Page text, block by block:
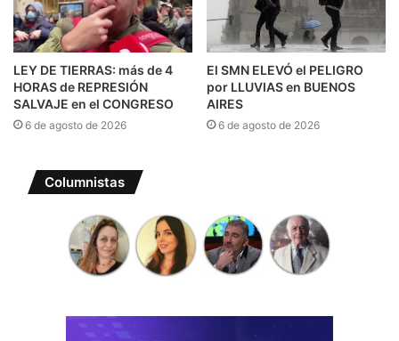
LEY DE TIERRAS: más de 4
HORAS de REPRESIÓN
SALVAJE en el CONGRESO
6 de agosto de 2026
El SMN ELEVÓ el PELIGRO
por LLUVIAS en BUENOS
AIRES
6 de agosto de 2026
Columnistas